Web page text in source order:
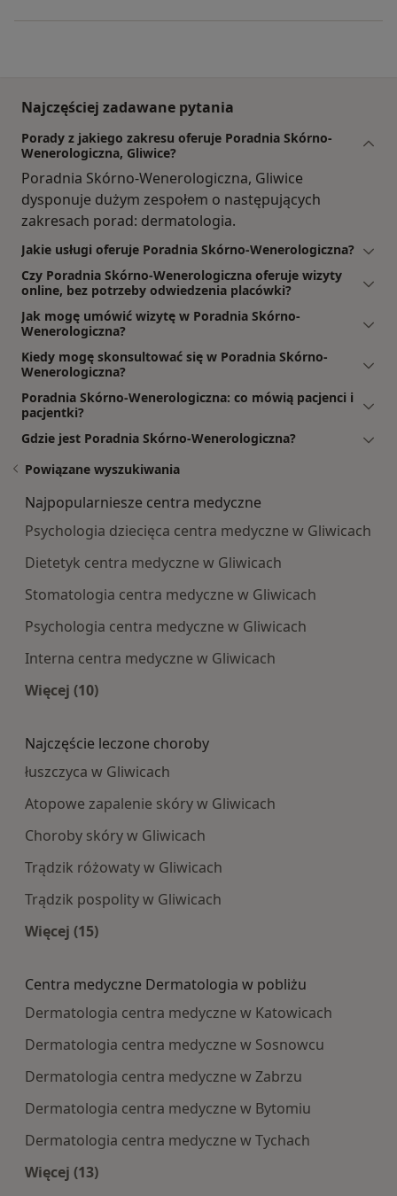
Najczęściej zadawane pytania
Porady z jakiego zakresu oferuje Poradnia Skórno-
Wenerologiczna, Gliwice?
Poradnia Skórno-Wenerologiczna, Gliwice
dysponuje dużym zespołem o następujących
zakresach porad: dermatologia.
Jakie usługi oferuje Poradnia Skórno-Wenerologiczna?
Czy Poradnia Skórno-Wenerologiczna oferuje wizyty
online, bez potrzeby odwiedzenia placówki?
Jak mogę umówić wizytę w Poradnia Skórno-
Wenerologiczna?
Kiedy mogę skonsultować się w Poradnia Skórno-
Wenerologiczna?
Poradnia Skórno-Wenerologiczna: co mówią pacjenci i
pacjentki?
Gdzie jest Poradnia Skórno-Wenerologiczna?
Powiązane wyszukiwania
Najpopularniesze centra medyczne
Psychologia dziecięca centra medyczne w Gliwicach
Dietetyk centra medyczne w Gliwicach
Stomatologia centra medyczne w Gliwicach
Psychologia centra medyczne w Gliwicach
Interna centra medyczne w Gliwicach
Więcej (10)
Najczęście leczone choroby
łuszczyca w Gliwicach
Atopowe zapalenie skóry w Gliwicach
Choroby skóry w Gliwicach
Trądzik różowaty w Gliwicach
Trądzik pospolity w Gliwicach
Więcej (15)
Centra medyczne Dermatologia w pobliżu
Dermatologia centra medyczne w Katowicach
Dermatologia centra medyczne w Sosnowcu
Dermatologia centra medyczne w Zabrzu
Dermatologia centra medyczne w Bytomiu
Dermatologia centra medyczne w Tychach
Więcej (13)